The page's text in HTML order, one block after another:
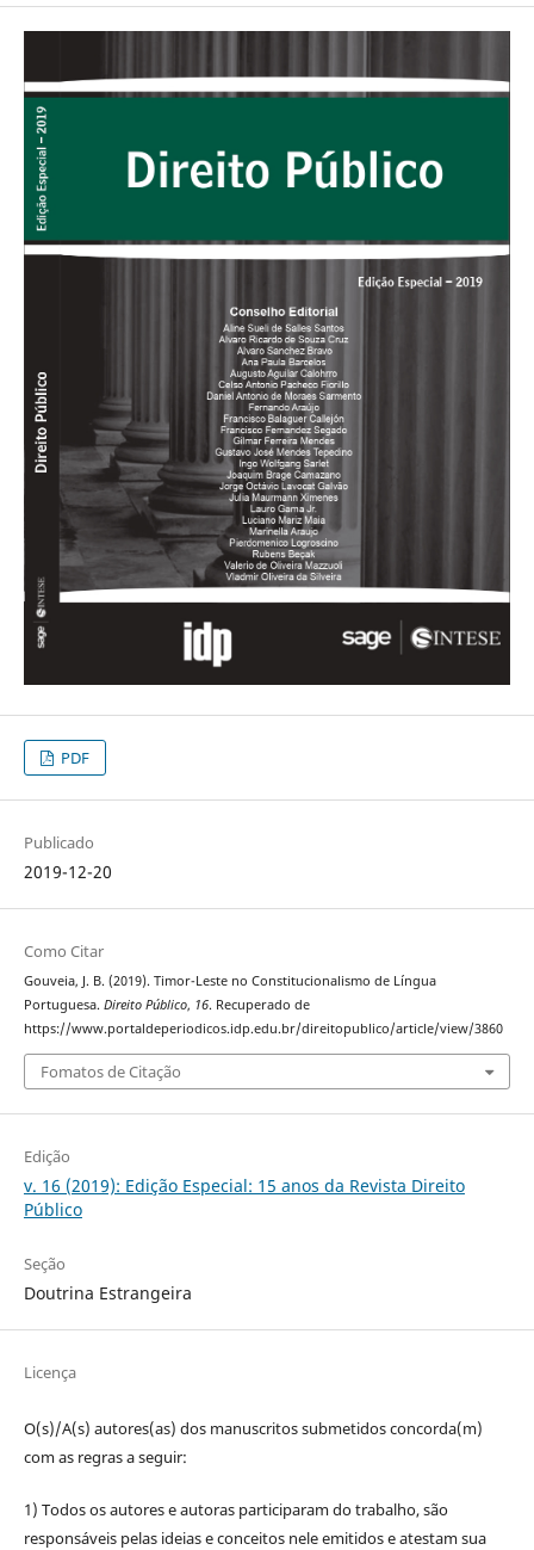
PDF
Publicado
2019-12-20
Como Citar
Gouveia, J. B. (2019). Timor-Leste no Constitucionalismo de Língua
Portuguesa. Direito Público, 16. Recuperado de
https://www.portaldeperiodicos.idp.edu.br/direitopublico/article/view/3860
Fomatos de Citação
Edição
v. 16 (2019): Edição Especial: 15 anos da Revista Direito
Público
Seção
Doutrina Estrangeira
Licença
O(s)/A(s) autores(as) dos manuscritos submetidos concorda(m)
com as regras a seguir:
1) Todos os autores e autoras participaram do trabalho, são
responsáveis pelas ideias e conceitos nele emitidos e atestam sua